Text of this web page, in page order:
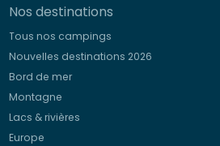
Italien
Espagnol
Néerlandais
Nos destinations
Tous nos campings
Nouvelles destinations 2026
Bord de mer
Montagne
Lacs & rivières
Europe